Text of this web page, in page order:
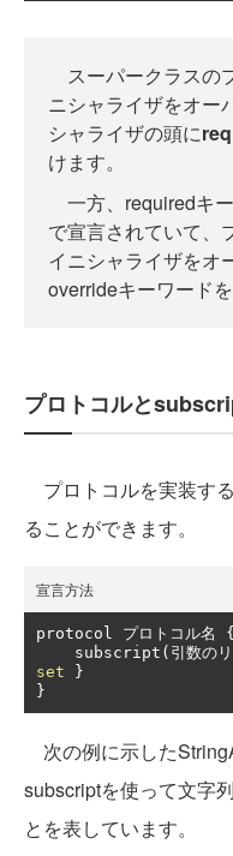
スーパークラスの
ニシャライザをオー
シャライザの頭に
けます。
一方、requiredキ
で宣言されていて、
イニシャライザをオ
overrideキーワード
プロトコルと
プロトコルを実装す
ることができます。
宣言方法
protocol プロトコル名
{
    subscript
(引数の
set
}
}
次の例に示した
subscriptを使って文字
とを表しています。